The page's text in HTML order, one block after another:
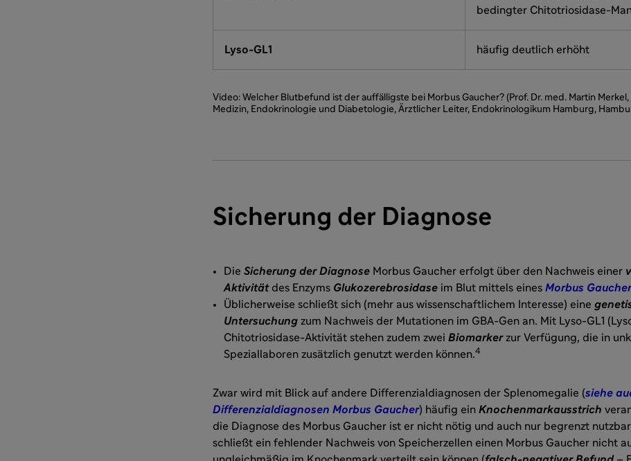
bedingter Chitotriosidase-
Lyso-GL1 häufig deutlich erhöht
Video: Welcher Blutbefund ist der auffälligste bei Morbus Gaucher? (Prof. Dr. med. Martin
Medizin, Endokrinologie und Diabetologie, Ärztlicher Leiter, Endokrinologikum Hamburg,
Sicherung der Diagnose
Die Sicherung der DiagnoseMorbus Gaucher erfolgt über den Nachweis einer
Aktivitätdes Enzyms Glukozerebrosidaseim Blut mittels eines Morbus
Üblicherweise schließt sich (mehr aus wissenschaftlichem Interesse) eine
Untersuchungzum Nachweis der Mutationen im GBA-Gen an. Mit Lyso-GL1
Chitotriosidase-Aktivität stehen zudem zwei Biomarkerzur Verfügung, die in
Speziallaboren zusätzlich genutzt werden können.4
Zwar wird mit Blick auf andere Differenzialdiagnosen der Splenomegalie (siehe
Differenzialdiagnosen Morbus Gaucher) häufig ein Knochenmarkausstrich
die Diagnose des Morbus Gaucher ist er nicht nötig und auch nur begrenzt
schließt ein fehlender Nachweis von Speicherzellen einen Morbus Gaucher nicht